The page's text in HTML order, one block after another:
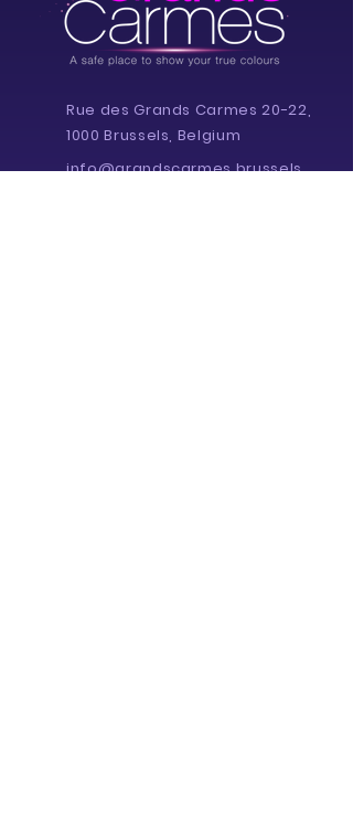
Rue des Grands Carmes 20-22,
1000 Brussels, Belgium
info@grandscarmes.brussels